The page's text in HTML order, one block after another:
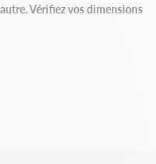
Vérifiez vos dimensions